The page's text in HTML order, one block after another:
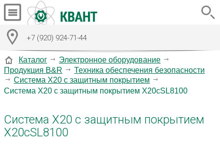
+7 (920) 924-71-44
Каталог
Электронное оборудование
Продукция B&R
Техника обеспечения безопасности
Система X20 с защитным покрытием
Система X20 с защитным покрытием X20cSL8100
Система X20 с защитным покрытием
X20cSL8100